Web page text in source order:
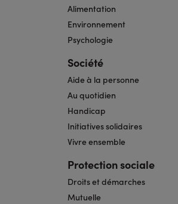
Alimentation
Environnement
Psychologie
Société
Aide à la personne
Au quotidien
Handicap
Initiatives solidaires
Vivre ensemble
Protection sociale
Droits et démarches
Mutuelle